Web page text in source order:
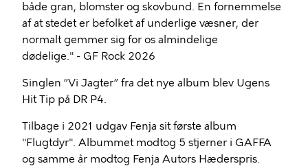
både gran, blomster og skovbund. En fornemmelse
af at stedet er befolket af underlige væsner, der
normalt gemmer sig for os almindelige
dødelige." - GF Rock 2026
Singlen ”Vi Jagter” fra det nye album blev Ugens
Hit Tip på DR P4.
Tilbage i 2021 udgav Fenja sit første album
"Flugtdyr". Albummet modtog 5 stjerner i GAFFA
og samme år modtog Fenja Autors Hæderspris.